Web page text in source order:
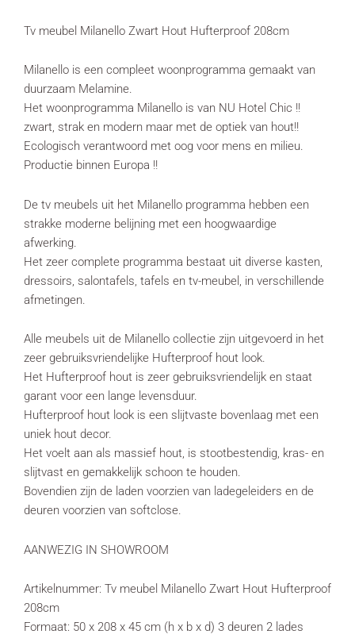
Tv meubel Milanello Zwart Hout Hufterproof 208cm
Milanello is een compleet woonprogramma gemaakt van
duurzaam Melamine.
Het woonprogramma Milanello is van NU Hotel Chic !!
zwart, strak en modern maar met de optiek van hout!!
Ecologisch verantwoord met oog voor mens en milieu.
Productie binnen Europa !!
De tv meubels uit het Milanello programma hebben een
strakke moderne belijning met een hoogwaardige
afwerking.
Het zeer complete programma bestaat uit diverse kasten,
dressoirs, salontafels, tafels en tv-meubel, in verschillende
afmetingen.
Alle meubels uit de Milanello collectie zijn uitgevoerd in het
zeer gebruiksvriendelijke Hufterproof hout look.
Het Hufterproof hout is zeer gebruiksvriendelijk en staat
garant voor een lange levensduur.
Hufterproof hout look is een slijtvaste bovenlaag met een
uniek hout decor.
Het voelt aan als massief hout, is stootbestendig, kras- en
slijtvast en gemakkelijk schoon te houden.
Bovendien zijn de laden voorzien van ladegeleiders en de
deuren voorzien van softclose.
AANWEZIG IN SHOWROOM
Artikelnummer: Tv meubel Milanello Zwart Hout Hufterproof
208cm
Formaat: 50 x 208 x 45 cm (h x b x d) 3 deuren 2 lades